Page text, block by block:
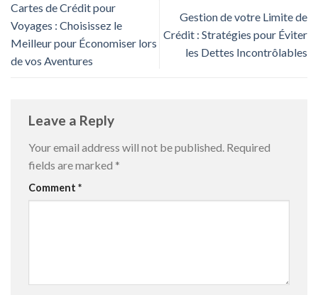
Cartes de Crédit pour
Voyages : Choisissez le
Meilleur pour Économiser lors
de vos Aventures
Gestion de votre Limite de
Crédit : Stratégies pour Éviter
les Dettes Incontrôlables
Leave a Reply
Your email address will not be published. Required
fields are marked *
Comment *